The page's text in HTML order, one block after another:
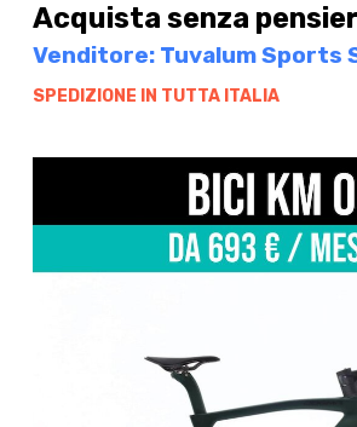
Acquista senza
Venditore: Tuvalum Sports
SPEDIZIONE IN TUTTA ITALIA